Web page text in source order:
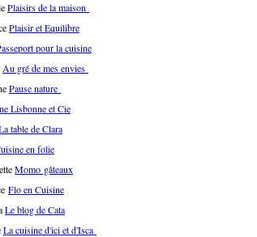
Plaisirs de la maison
Plaisir et Equilibre
pour la cuisine
Au gré de mes envies
Pause nature
Lisbonne et Cie
table de Clara
en folie
Momo gâteaux
Flo en Cuisine
Le blog de Cata
La cuisine d'ici et d'Isca